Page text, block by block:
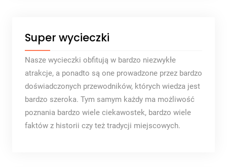
Super wycieczki
Nasze wycieczki obfitują w bardzo niezwykłe
atrakcje, a ponadto są one prowadzone przez bardzo
doświadczonych przewodników, których wiedza jest
bardzo szeroka. Tym samym każdy ma możliwość
poznania bardzo wiele ciekawostek, bardzo wiele
faktów z historii czy też tradycji miejscowych.